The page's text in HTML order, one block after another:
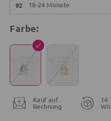
92 18-24 Monate
Farbe:
Kauf auf
Rechnung
14